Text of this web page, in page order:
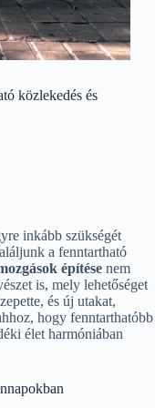
közlekedés és
inkább szükségét
a fenntartható
építése nem
is, mely lehetőséget
és új utakat,
hogy fenntarthatóbb
élet harmóniában